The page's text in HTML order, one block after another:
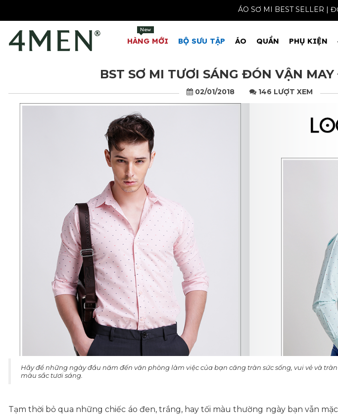
ÁO SƠ
HÀNG MỚI
New
BỘ SƯU TẬP ÁO QUẦN PHỤ KIỆN
BST SƠ MI TƯƠI SÁNG ĐÓN VẬN
02/01/2018 146 LƯỢT XEM
Hãy để những ngày đầu năm đến văn phòng làm việc của bạn căng tràn sức sống, vui vẻ và
màu sắc tươi sáng.
Tạm thời bỏ qua những chiếc áo đen, trắng, hay tối màu thường ngày bạn vẫn